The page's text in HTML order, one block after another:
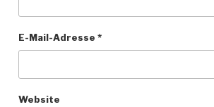
E-Mail-Adresse *
Website